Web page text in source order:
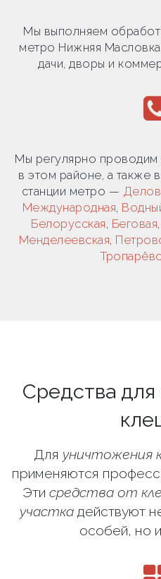
Мы выполняем
метро Нижняя
дачи, дворы и
Мы регулярно проводим
в этом районе, а также
станции метро —
Международная,
Белорусская, Беговая,
Менделеевская,
Средства
Для уничтожения
применяются
Эти средства от
участкадействуют
особей, но